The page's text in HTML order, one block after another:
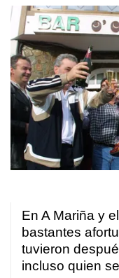
En A Mariña y
bastantes
tuvieron
incluso quien